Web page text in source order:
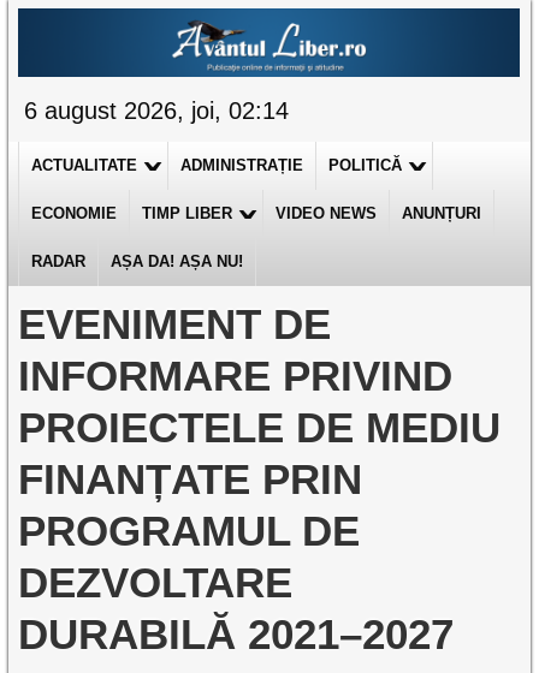
6 august 2026, joi, 02:14
ACTUALITATE ADMINISTRAȚIE POLITICĂ
ECONOMIE TIMP LIBER VIDEO NEWS ANUNȚURI
RADAR AȘA DA! AȘA NU!
EVENIMENT DE
INFORMARE PRIVIND
PROIECTELE DE MEDIU
FINANȚATE PRIN
PROGRAMUL DE
DEZVOLTARE
DURABILĂ 2021–2027